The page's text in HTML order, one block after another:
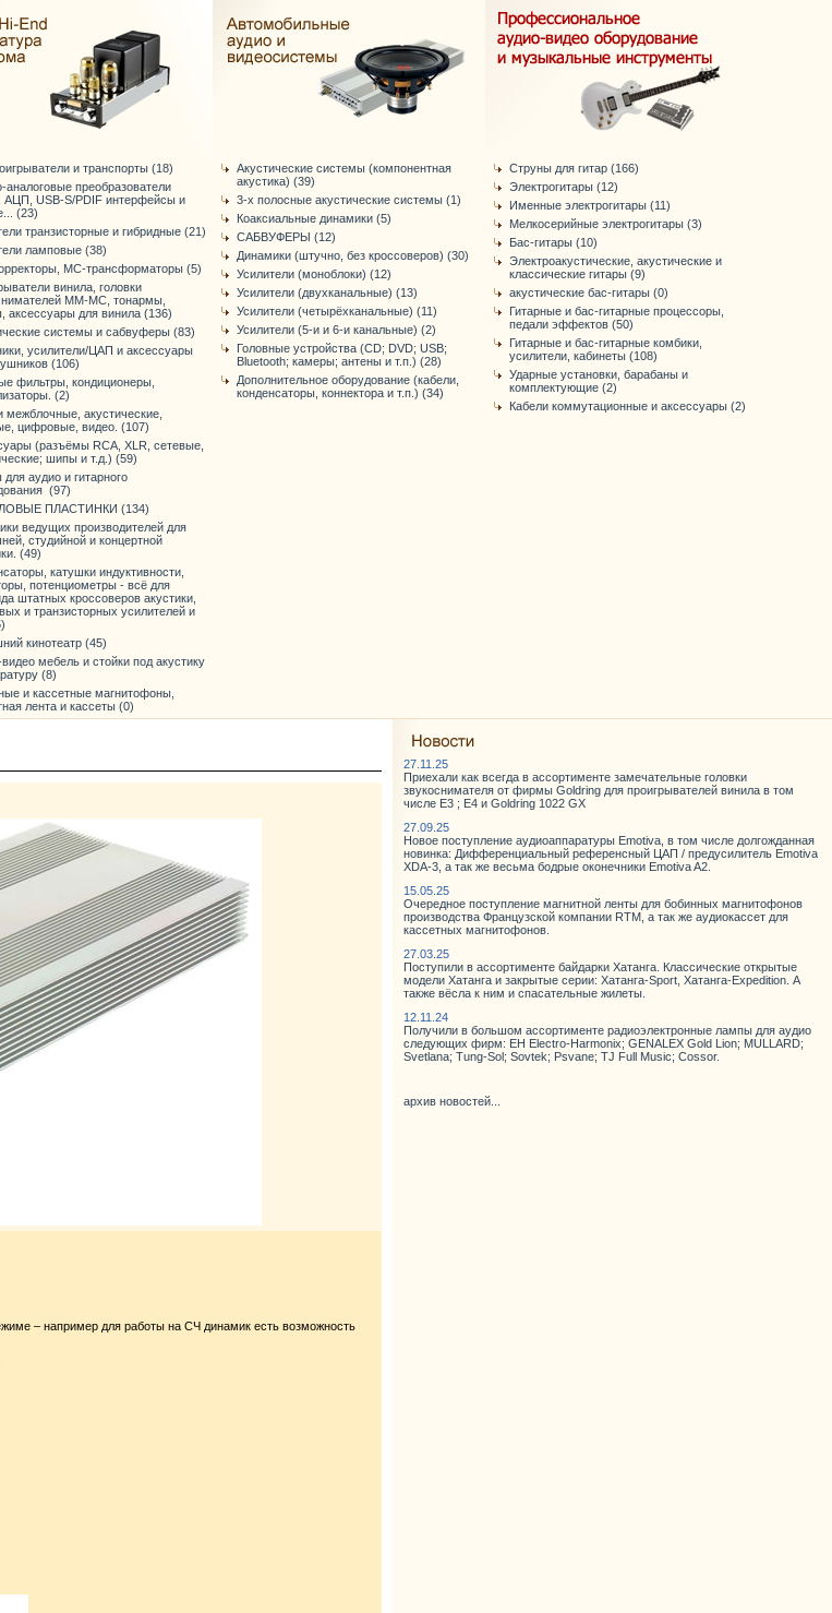
и транспорты (18)
преобразователи
USB-S/PDIF интерфейсы и
(23)
транзисторные и гибридные (21)
ламповые (38)
МС-трансформаторы (5)
винила, головки
ММ-МС, тонармы,
аксессуары для винила (136)
системы и сабвуферы (83)
усилители/ЦАП и аксессуары
(106)
фильтры, кондиционеры,
(2)
межблочные, акустические,
цифровые, видео. (107)
(разъёмы RCA, XLR, сетевые,
шипы и т.д.) (59)
аудио и гитарного
(97)
ПЛАСТИНКИ (134)
ведущих производителей для
студийной и концертной
(49)
катушки индуктивности,
потенциометры - всё для
штатных кроссоверов акустики,
и транзисторных усилителей и
кинотеатр (45)
мебель и стойки под акустику
(8)
и кассетные магнитофоны,
лента и кассеты (0)
Акустические системы (компонентная
акустика) (39)
3-х полосные акустические системы (1)
Коаксиальные динамики (5)
САБВУФЕРЫ (12)
Динамики (штучно, без кроссоверов) (30)
Усилители (моноблоки) (12)
Усилители (двухканальные) (13)
Усилители (четырёхканальные) (11)
Усилители (5-и и 6-и канальные) (2)
Головные устройства (CD; DVD; USB;
Bluetooth; камеры; антены и т.п.) (28)
Дополнительное оборудование (кабели,
конденсаторы, коннектора и т.п.) (34)
Струны для гитар (166)
Электрогитары (12)
Именные электрогитары (11)
Мелкосерийные электрогитары (3)
Бас-гитары (10)
Электроакустические, акустические и
классические гитары (9)
акустические бас-гитары (0)
Гитарные и бас-гитарные процессоры,
педали эффектов (50)
Гитарные и бас-гитарные комбики,
усилители, кабинеты (108)
Ударные установки, барабаны и
комплектующие (2)
Кабели коммутационные и аксессуары (2)
– например для работы на СЧ динамик есть возможность
27.11.25
Приехали как всегда в ассортименте замечательные головки
звукоснимателя от фирмы Goldring для проигрывателей винила в том
числе E3 ; E4 и Goldring 1022 GX
27.09.25
Новое поступление аудиоаппаратуры Emotiva, в том числе долгожданная
новинка: Дифференциальный референсный ЦАП / предусилитель Emotiva
XDA-3, а так же весьма бодрые оконечники Emotiva A2.
15.05.25
Очередное поступление магнитной ленты для бобинных магнитофонов
производства Французской компании RTM, а так же аудиокассет для
кассетных магнитофонов.
27.03.25
Поступили в ассортименте байдарки Хатанга. Классические открытые
модели Хатанга и закрытые серии: Хатанга-Sport, Хатанга-Expedition. А
также вёсла к ним и спасательные жилеты.
12.11.24
Получили в большом ассортименте радиоэлектронные лампы для аудио
следующих фирм: EH Electro-Harmonix; GENALEX Gold Lion; MULLARD;
Svetlana; Tung-Sol; Sovtek; Psvane; TJ Full Music; Cossor.
архив новостей...